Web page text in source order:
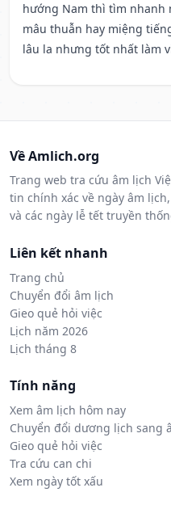
hướng Nam thì tìm nhanh
mâu thuẫn hay miệng
lâu la nhưng tốt nhất làm
Về Amlich.org
Trang web tra cứu âm lịch
tin chính xác về ngày âm
và các ngày lễ tết truyền
Liên kết nhanh
Trang chủ
Chuyển đổi âm lịch
Gieo quẻ hỏi việc
Lịch năm 2026
Lịch tháng 8
Tính năng
Xem âm lịch hôm nay
Chuyển đổi dương lịch sang
Gieo quẻ hỏi việc
Tra cứu can chi
Xem ngày tốt xấu